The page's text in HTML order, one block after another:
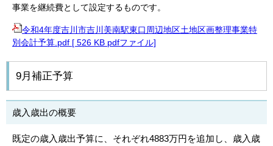
事業を継続費として設定するものです。
令和4年度吉川市吉川美南駅東口周辺地区土地区画整理事業特
別会計予算.pdf [ 526 KB pdfファイル]
9月補正予算
歳入歳出の概要
既定の歳入歳出予算に、それぞれ4883万円を追加し、歳入歳